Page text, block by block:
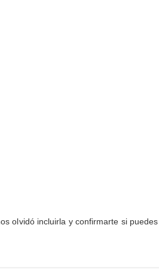
olvidó incluirla y confirmarte si